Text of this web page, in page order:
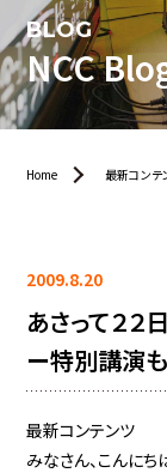
BLOG
NCC
Home 最新コンテ
2009.8.20
あさって２２
ー特別講演
最新コンテンツ
みなさん、こんに